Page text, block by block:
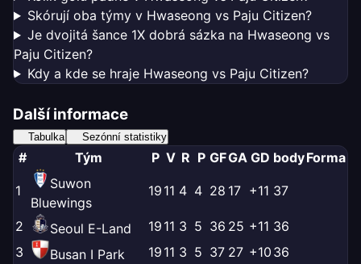
Skórují oba týmy v Hwaseong vs Paju Citizen?
Je dvojitá šance 1X dobrá sázka na Hwaseong vs
Paju Citizen?
Kdy a kde se hraje Hwaseong vs Paju Citizen?
Další informace
Tabulka Sezónní statistiky
# Tým P V R P GFGA GD bodyForma
1
Suwon
Bluewings
19 11 4 4 28 17 +11 37
2 Seoul E-Land 19 11 3 5 36 25 +11 36
3
Busan I Park 19 11 3 5 37 27 +10 36